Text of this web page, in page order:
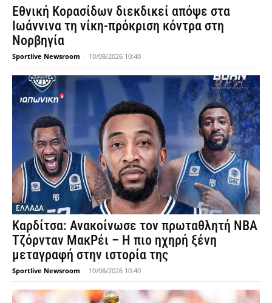
Εθνική Κορασίδων διεκδικεί απόψε στα
Ιωάννινα τη νίκη-πρόκριση κόντρα στη
Νορβηγία
Sportlive Newsroom - 10/08/2026 10:40
ΕΛΛΑΔΑ
Καρδίτσα: Ανακοίνωσε τον πρωταθλητή NBA
Τζόρνταν ΜακΡέι – Η πιο ηχηρή ξένη
μεταγραφή στην ιστορία της
Sportlive Newsroom - 10/08/2026 10:40